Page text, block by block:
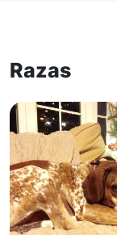
Razas